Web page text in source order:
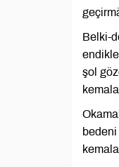
Belki-
şol